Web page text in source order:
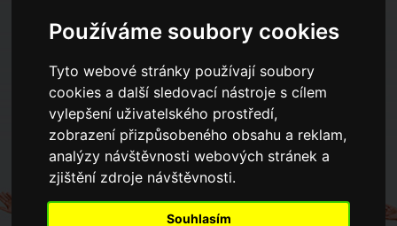
Používáme soubory cookies
Tyto webové stránky používají soubory
cookies a další sledovací nástroje s cílem
vylepšení uživatelského prostředí,
zobrazení přizpůsobeného obsahu a reklam,
analýzy návštěvnosti webových stránek a
zjištění zdroje návštěvnosti.
Souhlasím
Spádové oblasti ZŠ
Koncepce školství
Dny otevřených dveří ZŠ